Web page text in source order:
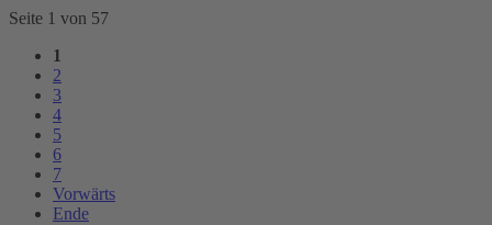
Seite 1 von 57
1
2
3
4
5
6
7
Vorwärts
Ende